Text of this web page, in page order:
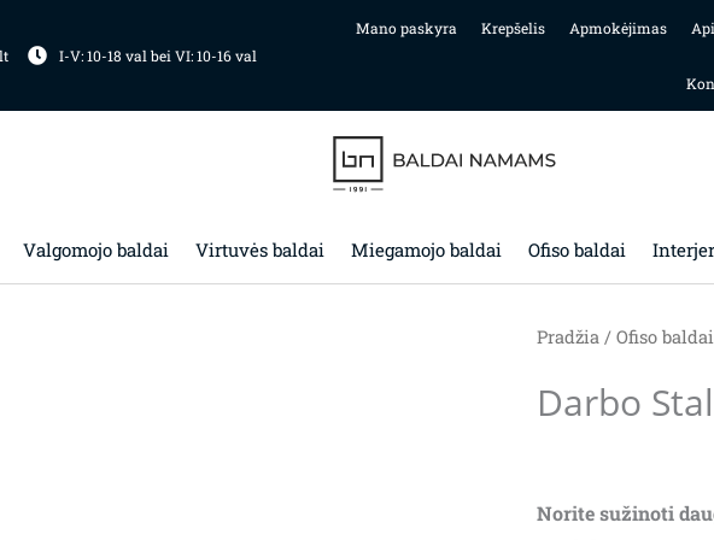
I-V: 10-18 val bei VI: 10-16 val
Mano paskyra Krepšelis Apmokėjimas
Valgomojo baldai Virtuvės baldai Miegamojo baldai Ofiso baldai
Pradžia/ Ofiso baldai
Darbo
Norite sužinoti